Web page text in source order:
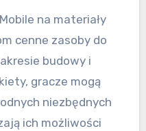
cenne zasoby do
budowy i
gracze mogą
niezbędnych
ich możliwości